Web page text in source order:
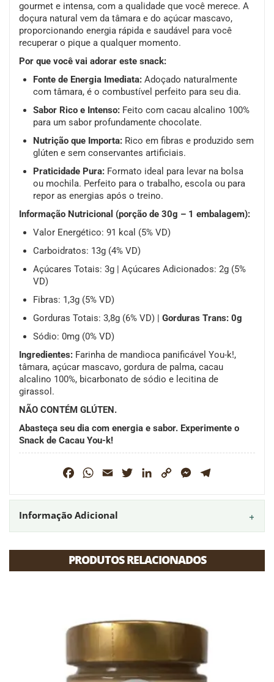
gourmet e intensa, com a qualidade que você merece. A
doçura natural vem da tâmara e do açúcar mascavo,
proporcionando energia rápida e saudável para você
recuperar o pique a qualquer momento.
Por que você vai adorar este snack:
Fonte de Energia Imediata:Adoçado naturalmente
com tâmara, é o combustível perfeito para seu dia.
Sabor Rico e Intenso:Feito com cacau alcalino 100%
para um sabor profundamente chocolate.
Nutrição que Importa:Rico em fibras e produzido sem
glúten e sem conservantes artificiais.
Praticidade Pura:Formato ideal para levar na bolsa
ou mochila. Perfeito para o trabalho, escola ou para
repor as energias após o treino.
Informação Nutricional (porção de 30g – 1 embalagem):
Valor Energético: 91 kcal (5% VD)
Carboidratos: 13g (4% VD)
Açúcares Totais: 3g | Açúcares Adicionados: 2g (5%
VD)
Fibras: 1,3g (5% VD)
Gorduras Totais: 3,8g (6% VD) | Gorduras Trans: 0g
Sódio: 0mg (0% VD)
Ingredientes: Farinha de mandioca panificável You-k!,
tâmara, açúcar mascavo, gordura de palma, cacau
alcalino 100%, bicarbonato de sódio e lecitina de
girassol.
NÃO CONTÉM GLÚTEN.
Abasteça seu dia com energia e sabor. Experimente o
Snack de Cacau You-k!
FacebookWhatsApp
Email TwitterLinkedIn
Copy
Messenger
Informação Adicional
PRODUTOS RELACIONADOS